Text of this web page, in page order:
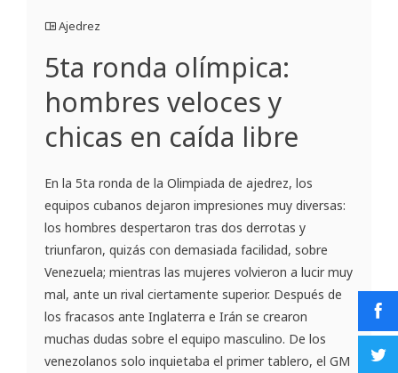
Ajedrez
5ta ronda olímpica:
hombres veloces y
chicas en caída libre
En la 5ta ronda de la Olimpiada de ajedrez, los
equipos cubanos dejaron impresiones muy diversas:
los hombres despertaron tras dos derrotas y
triunfaron, quizás con demasiada facilidad, sobre
Venezuela; mientras las mujeres volvieron a lucir muy
mal, ante un rival ciertamente superior. Después de
los fracasos ante Inglaterra e Irán se crearon
muchas dudas sobre el equipo masculino. De los
venezolanos solo inquietaba el primer tablero, el GM